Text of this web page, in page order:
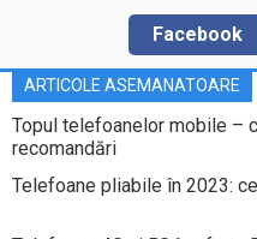
Facebook
ARTICOLE ASEMANATOARE
Topul telefoanelor mobile –
recomandări
Telefoane pliabile în 2023: